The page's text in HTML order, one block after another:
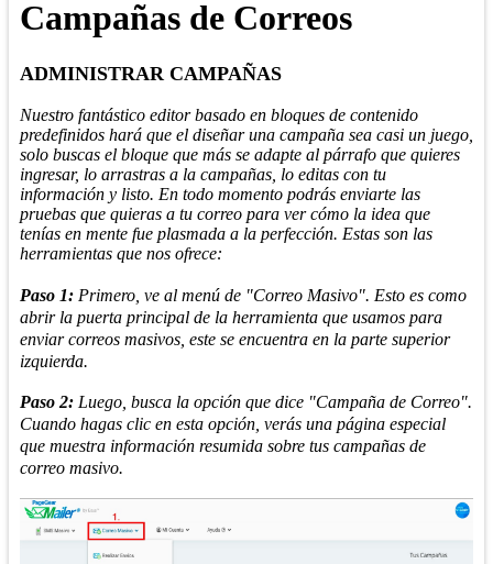
Campañas de Correos
ADMINISTRAR CAMPAÑAS
Nuestro fantástico editor basado en bloques de contenido
predefinidos hará que el diseñar una campaña sea casi un juego,
solo buscas el bloque que más se adapte al párrafo que quieres
ingresar, lo arrastras a la campañas, lo editas con tu
información y listo. En todo momento podrás enviarte las
pruebas que quieras a tu correo para ver cómo la idea que
tenías en mente fue plasmada a la perfección. Estas son las
herramientas que nos ofrece:
Paso 1: Primero, ve al menú de "Correo Masivo". Esto es como
abrir la puerta principal de la herramienta que usamos para
enviar correos masivos, este se encuentra en la parte superior
izquierda.
Paso 2: Luego, busca la opción que dice "Campaña de Correo".
Cuando hagas clic en esta opción, verás una página especial
que muestra información resumida sobre tus campañas de
correo masivo.